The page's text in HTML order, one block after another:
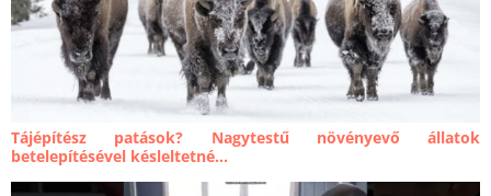
Tájépítész patások? Nagytestű növényevő állatok
betelepítésével késleltetné...